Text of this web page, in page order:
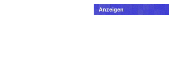
Anzeigen